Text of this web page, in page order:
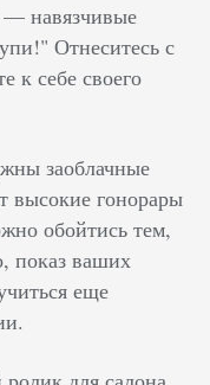
— навязчивые
Отнеситесь с
к себе своего
заоблачные
высокие гонорары
обойтись тем,
показ ваших
еще